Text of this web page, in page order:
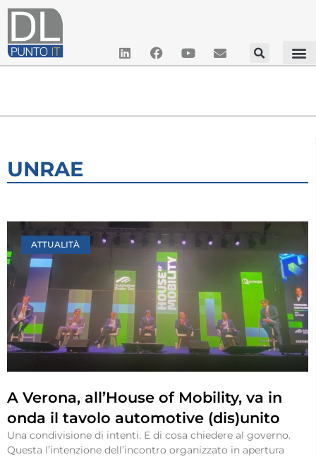
UNRAE
ATTUALITÀ
A Verona, all’House of Mobility, va in
onda il tavolo automotive (dis)unito
Una condivisione di intenti. E di cosa chiedere al governo.
Questa l’intenzione dell’incontro organizzato in apertura